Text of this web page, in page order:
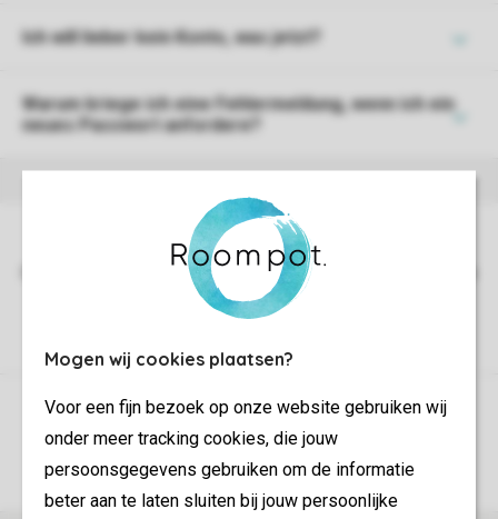
Mogen wij cookies plaatsen?
Voor een fijn bezoek op onze website gebruiken wij
onder meer tracking cookies, die jouw
persoonsgegevens gebruiken om de informatie
beter aan te laten sluiten bij jouw persoonlijke
Ich will lieber kein Konto, was jetzt?
Warum kriege ich eine Fehlermeldung, wenn ich ein
neues Passwort anfordere?
Sicherstellung Deiner Privatsphäre
Weitere Informationen und Einstellungen